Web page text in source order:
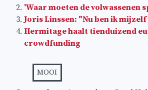
'Waar moeten de volwassenen
Joris Linssen: "Nu ben ik
Hermitage haalt tienduizend
crowdfunding
MOOI